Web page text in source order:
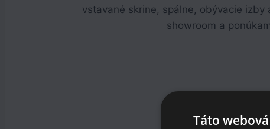
vstavané skrine, spálne, obývacie
showroom a
Táto